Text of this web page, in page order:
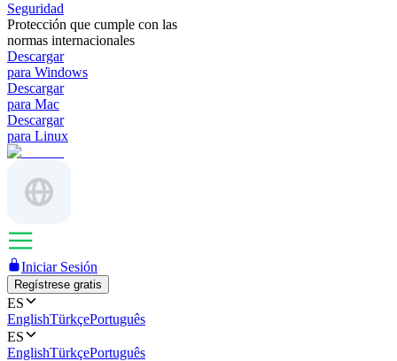
Seguridad
Protección que cumple con las
normas internacionales
Descargar
para Windows
Descargar
para Mac
Descargar
para Linux
Iniciar Sesión
Regístrese gratis
ES
EnglishTürkçePortuguês
ES
EnglishTürkçePortuguês